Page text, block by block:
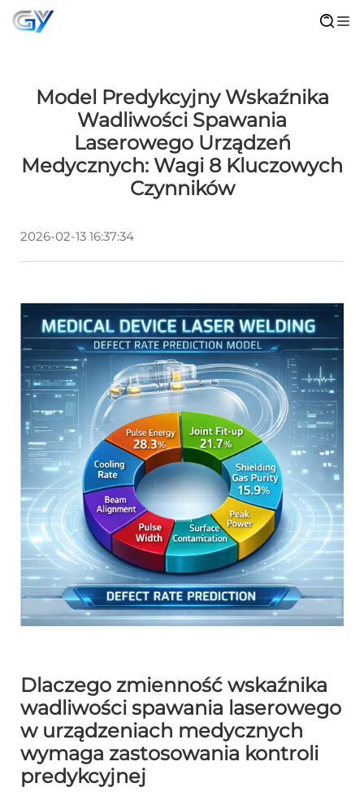
Model Predykcyjny Wskaźnika
Wadliwości Spawania
Laserowego Urządzeń
Medycznych: Wagi 8 Kluczowych
Czynników
2026-02-13 16:37:34
Dlaczego zmienność wskaźnika
wadliwości spawania laserowego
w urządzeniach medycznych
wymaga zastosowania kontroli
predykcyjnej